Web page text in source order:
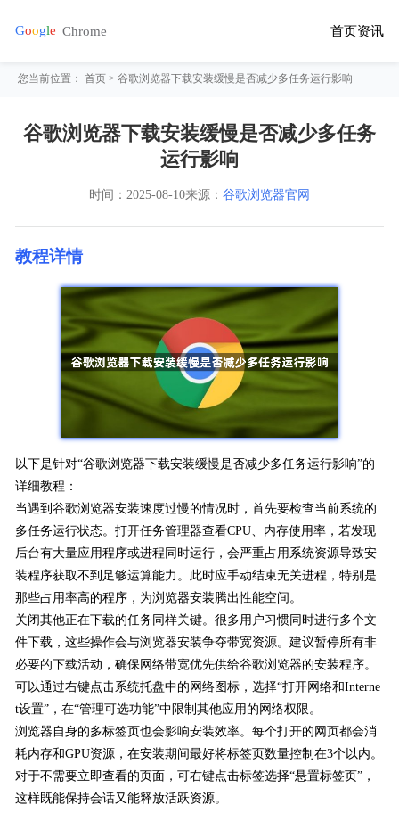
首页资讯
您当前位置：首页 > 谷歌浏览器下载安装缓慢是否减少多任务运行影响
谷歌浏览器下载安装缓慢是否减少多任务
运行影响
时间： 2025-08-10来源： 谷歌浏览器官网
教程详情
以下是针对“谷歌浏览器下载安装缓慢是否减少多任务运行影响”的
详细教程：
当遇到谷歌浏览器安装速度过慢的情况时，首先要检查当前系统的
多任务运行状态。打开任务管理器查看CPU、内存使用率，若发现
后台有大量应用程序或进程同时运行，会严重占用系统资源导致安
装程序获取不到足够运算能力。此时应手动结束无关进程，特别是
那些占用率高的程序，为浏览器安装腾出性能空间。
关闭其他正在下载的任务同样关键。很多用户习惯同时进行多个文
件下载，这些操作会与浏览器安装争夺带宽资源。建议暂停所有非
必要的下载活动，确保网络带宽优先供给谷歌浏览器的安装程序。
可以通过右键点击系统托盘中的网络图标，选择“打开网络和Interne
t设置”，在“管理可选功能”中限制其他应用的网络权限。
浏览器自身的多标签页也会影响安装效率。每个打开的网页都会消
耗内存和GPU资源，在安装期间最好将标签页数量控制在3个以内。
对于不需要立即查看的页面，可右键点击标签选择“悬置标签页”，
这样既能保持会话又能释放活跃资源。